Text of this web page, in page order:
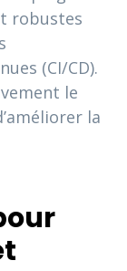
robustes
(CI/CD).
le
la